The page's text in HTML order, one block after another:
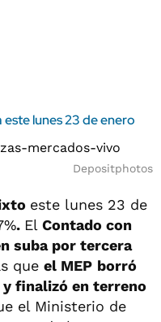
lunes 23 de enero
Depositphotos
este lunes 23 de
. El Contado con
suba por tercera
que el MEP borró
finalizó en terreno
el Ministerio de